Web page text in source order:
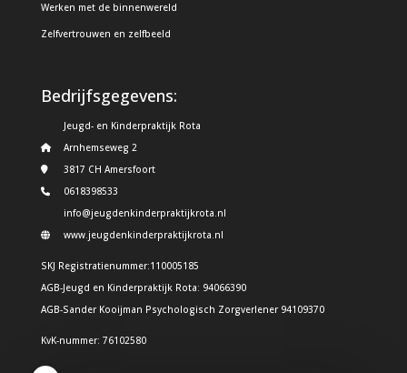
Werken met de binnenwereld
Zelfvertrouwen en zelfbeeld
Bedrijfsgegevens:
Jeugd- en Kinderpraktijk Rota
Arnhemseweg 2
3817 CH Amersfoort
0618398533
info@jeugdenkinderpraktijkrota.nl
www.jeugdenkinderpraktijkrota.nl
SKJ Registratienummer:110005185
AGB-Jeugd en Kinderpraktijk Rota: 94066390
AGB-Sander Kooijman Psychologisch Zorgverlener 94109370
KvK-nummer: 76102580